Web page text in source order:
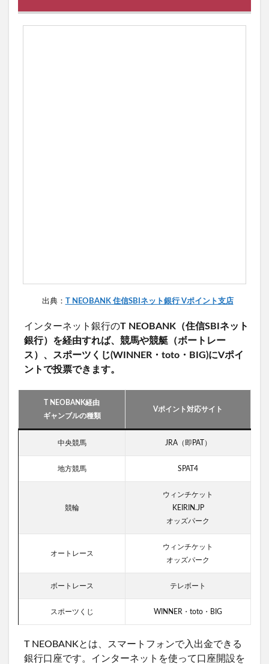
出典： T NEOBANK 住信SBIネット銀行 Vポイント支店
インターネット銀行のT NEOBANK（住信SBIネット
銀行）を経由すれば、競馬や競艇（ボートレー
ス）、スポーツくじ(WINNER・toto・BIG)にVポイ
ントで投票できます。
T NEOBANK経由
ギャンブルの種類
Vポイント対応サイト
中央競馬 JRA（即PAT）
地方競馬 SPAT4
競輪
ウィンチケット
KEIRIN.JP
オッズパーク
オートレース
ウィンチケット
オッズパーク
ボートレース テレボート
スポーツくじ WINNER・toto・BIG
T NEOBANKとは、スマートフォンで入出金できる
銀行口座です。インターネットを使って口座開設を